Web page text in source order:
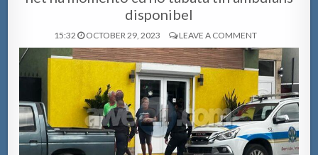
disponibel
15:32 OCTOBER 29, 2023 LEAVE A COMMENT